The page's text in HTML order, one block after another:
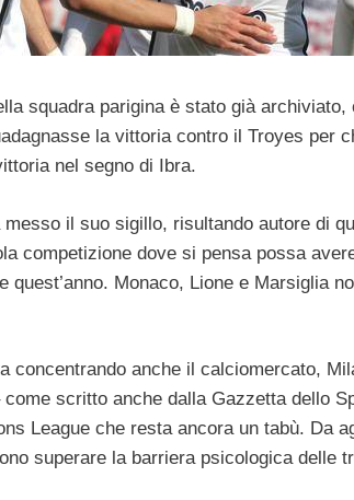
squadra parigina è stato già
la vittoria contro il Troyes per
nel segno di Ibra.
il suo sigillo, risultando autore di
competizione dove si pensa possa
Monaco, Lione e Marsiglia
concentrando anche il calciomercato,
scritto anche dalla Gazzetta dello
League che resta ancora un tabù. Da
superare la barriera psicologica delle